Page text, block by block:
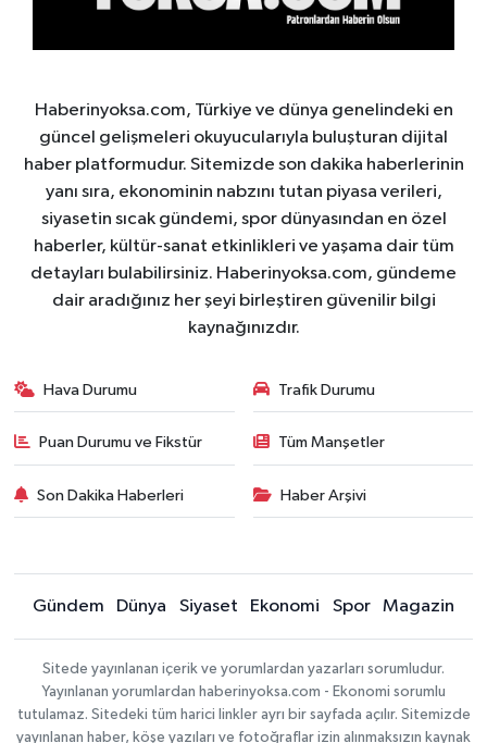
Haberinyoksa.com, Türkiye ve dünya genelindeki en
güncel gelişmeleri okuyucularıyla buluşturan dijital
haber platformudur. Sitemizde son dakika haberlerinin
yanı sıra, ekonominin nabzını tutan piyasa verileri,
siyasetin sıcak gündemi, spor dünyasından en özel
haberler, kültür-sanat etkinlikleri ve yaşama dair tüm
detayları bulabilirsiniz. Haberinyoksa.com, gündeme
dair aradığınız her şeyi birleştiren güvenilir bilgi
kaynağınızdır.
Hava Durumu Trafik Durumu
Puan Durumu ve Fikstür Tüm Manşetler
Son Dakika Haberleri Haber Arşivi
Gündem Dünya Siyaset Ekonomi Spor Magazin
Sitede yayınlanan içerik ve yorumlardan yazarları sorumludur.
Yayınlanan yorumlardan haberinyoksa.com - Ekonomi sorumlu
tutulamaz. Sitedeki tüm harici linkler ayrı bir sayfada açılır. Sitemizde
yayınlanan haber, köşe yazıları ve fotoğraflar izin alınmaksızın kaynak